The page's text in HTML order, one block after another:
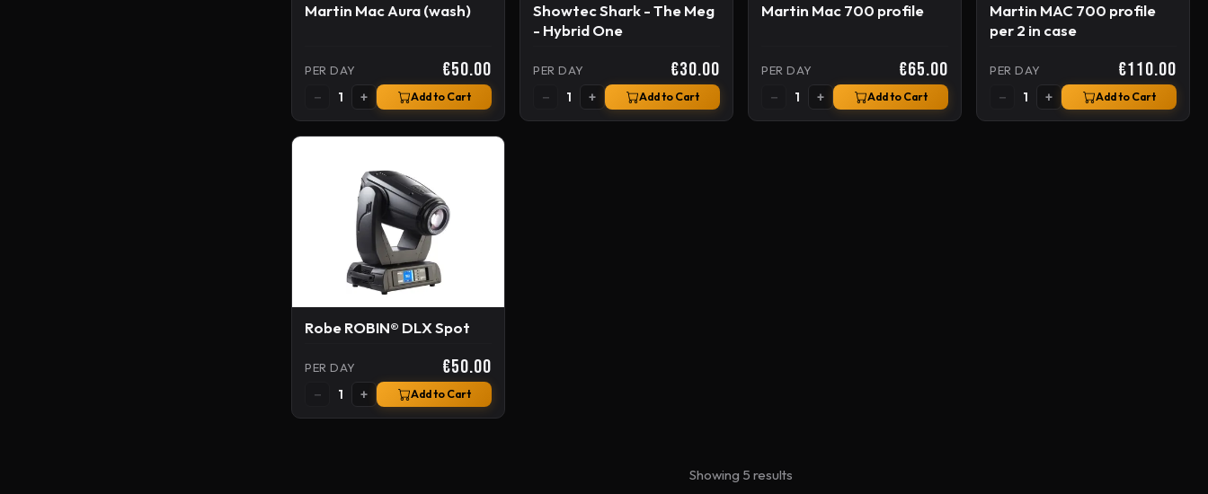
Martin Mac Aura (wash)
PER DAY €50.00
− 1 + Add to Cart
Showtec Shark - The Meg
- Hybrid One
PER DAY €30.00
− 1 + Add to Cart
Martin Mac 700 profile
PER DAY €65.00
− 1 + Add to Cart
Martin MAC 700 profile
per 2 in case
PER DAY €110.00
− 1 + Add to Cart
Robe ROBIN® DLX Spot
PER DAY €50.00
− 1 + Add to Cart
Showing 5 results